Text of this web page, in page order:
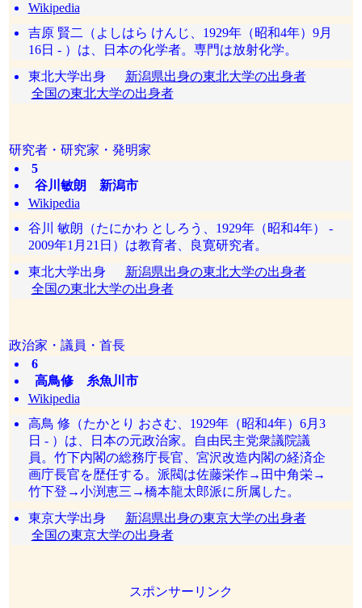
Wikipedia
吉原 賢二（よしはら けんじ、1929年（昭和4年）9月
16日 - ）は、日本の化学者。専門は放射化学。
東北大学出身 新潟県出身の東北大学の出身者
全国の東北大学の出身者
研究者・研究家・発明家
5
谷川敏朗 新潟市
Wikipedia
谷川 敏朗（たにかわ としろう、1929年（昭和4年） -
2009年1月21日）は教育者、良寛研究者。
東北大学出身 新潟県出身の東北大学の出身者
全国の東北大学の出身者
政治家・議員・首長
6
高鳥修 糸魚川市
Wikipedia
高鳥 修（たかとり おさむ、1929年（昭和4年）6月3
日 - ）は、日本の元政治家。自由民主党衆議院議
員。竹下内閣の総務庁長官、宮沢改造内閣の経済企
画庁長官を歴任する。派閥は佐藤栄作→田中角栄→
竹下登→小渕恵三→橋本龍太郎派に所属した。
東京大学出身 新潟県出身の東京大学の出身者
全国の東京大学の出身者
スポンサーリンク